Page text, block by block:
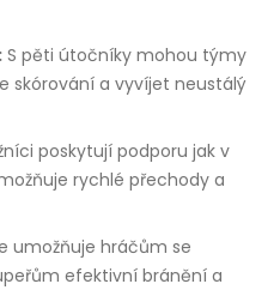
S pěti útočníky mohou týmy
skórování a vyvíjet neustálý
poskytují podporu jak v
rychlé přechody a
umožňuje hráčům se
efektivní bránění a